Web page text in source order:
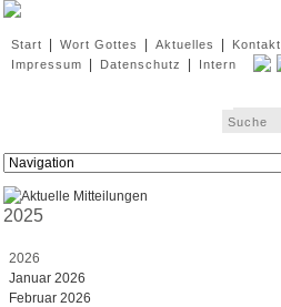
überspringen
Start Wort Gottes Aktuelles Kontakt
Impressum Datenschutz Intern
Zielseite
2025
2026
Januar 2026
Februar 2026